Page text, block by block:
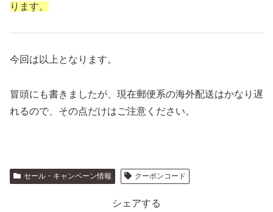
ります。
今回は以上となります。
冒頭にも書きましたが、現在郵便系の海外配送はかなり遅
れるので、その点だけはご注意ください。
セール・キャンペーン情報 クーポンコード
シェアする